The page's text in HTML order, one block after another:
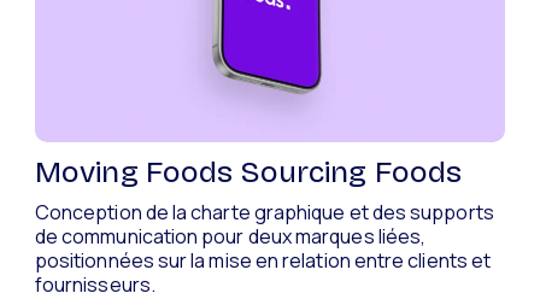
Moving Foods Sourcing Foods
Conception de la charte graphique et des supports
de communication pour deux marques liées,
positionnées sur la mise en relation entre clients et
fournisseurs.